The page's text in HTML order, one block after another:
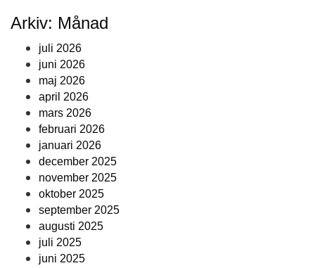
Arkiv: Månad
juli 2026
juni 2026
maj 2026
april 2026
mars 2026
februari 2026
januari 2026
december 2025
november 2025
oktober 2025
september 2025
augusti 2025
juli 2025
juni 2025